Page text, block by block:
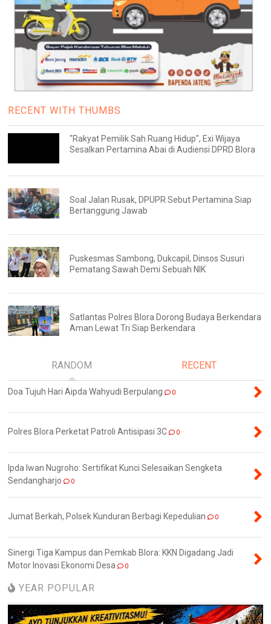
RECENT WITH THUMBS
"Rakyat Pemilik Sah Ruang Hidup", Exi Wijaya
Sesalkan Pertamina Abai di Audiensi DPRD Blora
Soal Jalan Rusak, DPUPR Sebut Pertamina Siap
Bertanggung Jawab
Puskesmas Sambong, Dukcapil, Dinsos Susuri
Pematang Sawah Demi Sebuah NIK
Satlantas Polres Blora Dorong Budaya Berkendara
Aman Lewat Tri Siap Berkendara
RANDOM RECENT
Doa Tujuh Hari Aipda Wahyudi Berpulang 0
Polres Blora Perketat Patroli Antisipasi 3C 0
Ipda Iwan Nugroho: Sertifikat Kunci Selesaikan Sengketa
Sendangharjo
0
Jumat Berkah, Polsek Kunduran Berbagi Kepedulian 0
Sinergi Tiga Kampus dan Pemkab Blora: KKN Digadang Jadi
Motor Inovasi Ekonomi Desa
0
YEAR POPULAR